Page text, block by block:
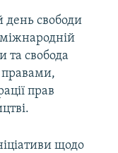
день свободи
та свобода
прав
щодо